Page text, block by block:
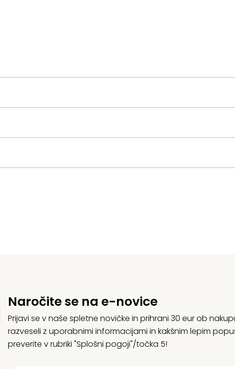
Naročite se na e-novice
Prijavi se v naše spletne novičke in prihrani 30 eur ob
razveseli z uporabnimi informacijami in kakšnim lepim
preverite v rubriki "Splošni pogoji"/točka 5!